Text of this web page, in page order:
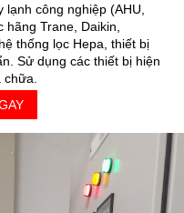
công nghiệp (AHU,
hãng Trane, Daikin,
thống lọc Hepa, thiết bị
Sử dụng các thiết bị hiện